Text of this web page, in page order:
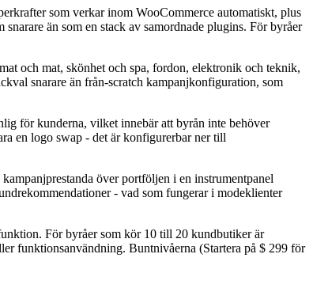
som verkar inom WooCommerce automatiskt, plus
än som en stack av samordnade plugins. För byråer
och mat, skönhet och spa, fordon, elektronik och teknik,
snarare än från-scratch kampanjkonfiguration, som
för kunderna, vilket innebär att byrån inte behöver
en logo swap - det är konfigurerbar ner till
över portföljen i en instrumentpanel
- vad som fungerar i modeklienter
För byråer som kör 10 till 20 kundbutiker är
funktionsanvändning. Buntnivåerna (Startera på $ 299 för